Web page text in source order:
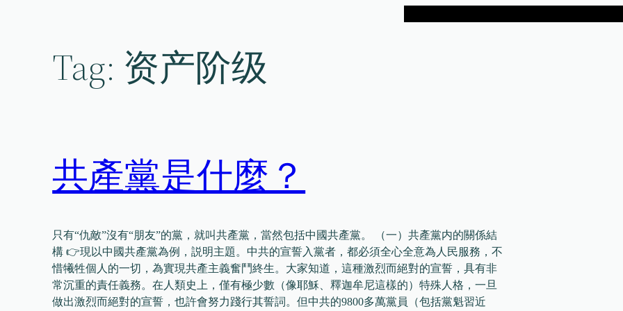
Tag: 资产阶级
共產黨是什麼？
只有“仇敵”沒有“朋友”的黨，就叫共產黨，當然包括中國共產黨。 （一）共產黨内的關係結
構 👉現以中國共產黨為例，説明主題。中共的宣誓入黨者，都必須全心全意為人民服務，不
惜犧牲個人的一切，為實現共產主義奮鬥終生。大家知道，這種激烈而絕對的宣誓，具有非
常沉重的責任義務。在人類史上，僅有極少數（像耶穌、釋迦牟尼這樣的）特殊人格，一旦
做出激烈而絕對的宣誓，也許會努力踐行其誓詞。但中共的9800多萬黨員（包括黨魁習近